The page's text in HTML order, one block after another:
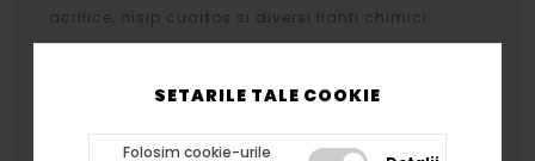
SETARILE TALE COOKIE
Folosim cookie-urile
acrilice, nisip cuartos si diversi lianti chimici.
atat profilelor cat si arcadelor, bazelor si